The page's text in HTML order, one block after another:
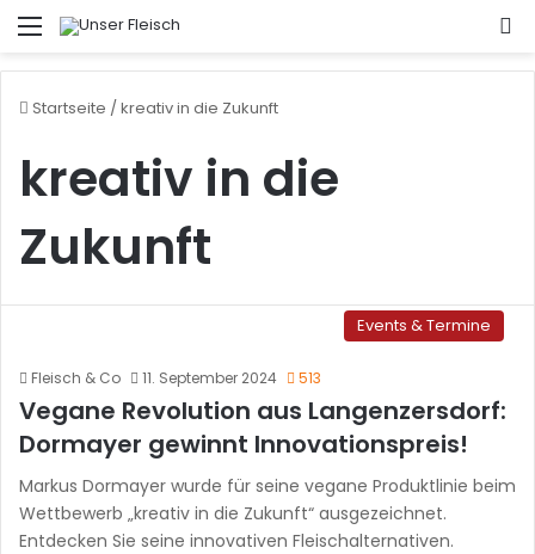
Menü
Startseite /kreativ in die Zukunft
kreativ in die
Zukunft
Events & Termine
Fleisch & Co 11. September 2024 513
Vegane Revolution aus Langenzersdorf:
Dormayer gewinnt Innovationspreis!
Markus Dormayer wurde für seine vegane Produktlinie beim
Wettbewerb „kreativ in die Zukunft“ ausgezeichnet.
Entdecken Sie seine innovativen Fleischalternativen.